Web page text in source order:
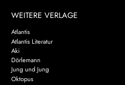
WEITERE VERLAGE
Atlantis
Atlantis Literatur
Aki
Dörlemann
Jung und Jung
Oktopus